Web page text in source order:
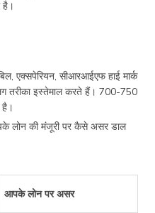
है।
एक्सपेरियन, सीआरआईएफ हाई मार्क
तरीका इस्तेमाल करते हैं। 700-750
है।
लोन की मंजूरी पर कैसे असर डाल
आपके लोन पर असर